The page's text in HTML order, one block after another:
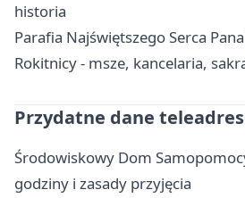
historia
Parafia Najświętszego Serca
Rokitnicy - msze, kancelaria,
Przydatne dane
Środowiskowy Dom
godziny i zasady przyjęcia